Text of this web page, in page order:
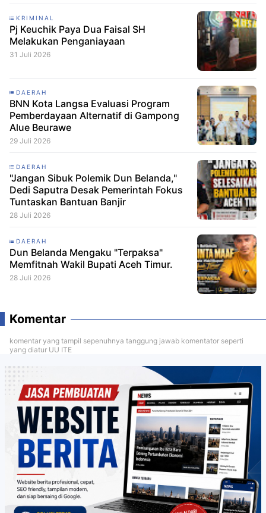
KRIMINAL
Pj Keuchik Paya Dua Faisal SH
Melakukan Penganiayaan
31 Juli 2026
DAERAH
BNN Kota Langsa Evaluasi Program
Pemberdayaan Alternatif di Gampong
Alue Beurawe
29 Juli 2026
DAERAH
"Jangan Sibuk Polemik Dun Belanda,"
Dedi Saputra Desak Pemerintah Fokus
Tuntaskan Bantuan Banjir
28 Juli 2026
DAERAH
Dun Belanda Mengaku "Terpaksa"
Memfitnah Wakil Bupati Aceh Timur.
28 Juli 2026
Komentar
komentar yang tampil sepenuhnya tanggung jawab komentator seperti
yang diatur UU ITE